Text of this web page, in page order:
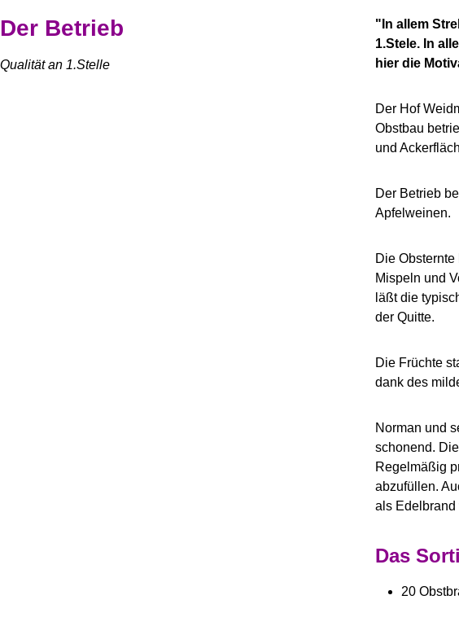
Der Betrieb
Qualität an 1.Stelle
"In allem
1.Stele. In
hier die
Der Hof
Obstbau
und
Der Betrieb
Apfelweinen.
Die
Mispeln und
läßt die
der Quitte.
Die Früchte
dank des
Norman und
schonend.
Regelmäßig
abzufüllen.
als Edelbrand
Das
20